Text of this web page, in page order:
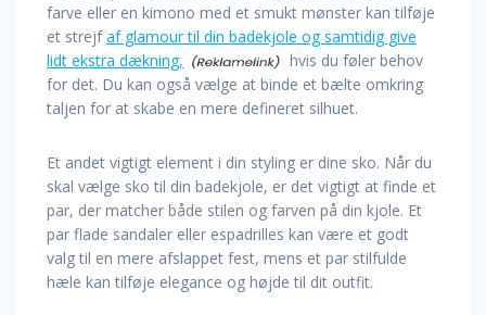
farve eller en kimono med et smukt mønster kan tilføje
et strejfaf glamour til din badekjole og samtidig give
lidt ekstra dækning,
hvis du føler behov
for det. Du kan også vælge at binde et bælte omkring
taljen for at skabe en mere defineret silhuet.
Et andet vigtigt element i din styling er dine sko. Når du
skal vælge sko til din badekjole, er det vigtigt at finde et
par, der matcher både stilen og farven på din kjole. Et
par flade sandaler eller espadrilles kan være et godt
valg til en mere afslappet fest, mens et par stilfulde
hæle kan tilføje elegance og højde til dit outfit.